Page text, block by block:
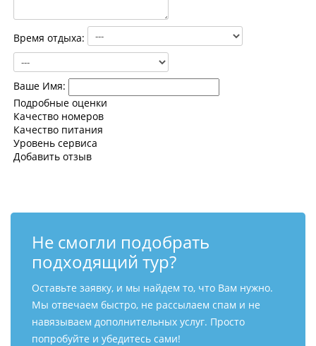
Время отдыха:
Ваше Имя:
Подробные оценки
Качество номеров
Качество питания
Уровень сервиса
Добавить отзыв
Не смогли подобрать
подходящий тур?
Оставьте заявку, и мы найдем то, что Вам нужно.
Мы отвечаем быстро, не рассылаем спам и не
навязываем дополнительных услуг. Просто
попробуйте и убедитесь сами!